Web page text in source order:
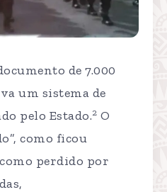
de 7.000
um sistema de
pelo Estado.2 O
como ficou
perdido por